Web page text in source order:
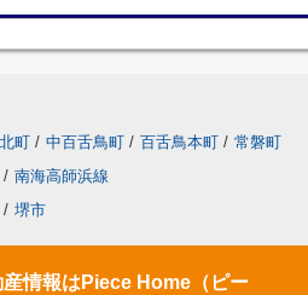
町 / 中百舌鳥町 / 百舌鳥本町 / 常磐町
/ 南海高師浜線
/ 堺市
情報はPiece Home（ピー